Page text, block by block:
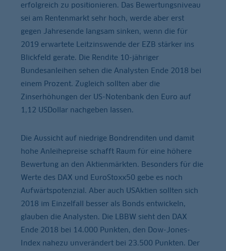
erfolgreich zu positionieren. Das Bewertungsniveau
sei am Rentenmarkt sehr hoch, werde aber erst
gegen Jahresende langsam sinken, wenn die für
2019 erwartete Leitzinswende der EZB stärker ins
Blickfeld gerate. Die Rendite 10-jähriger
Bundesanleihen sehen die Analysten Ende 2018 bei
einem Prozent. Zugleich sollten aber die
Zinserhöhungen der US-Notenbank den Euro auf
1,12 USDollar nachgeben lassen.
Die Aussicht auf niedrige Bondrenditen und damit
hohe Anleihepreise schafft Raum für eine höhere
Bewertung an den Aktienmärkten. Besonders für die
Werte des DAX und EuroStoxx50 gebe es noch
Aufwärtspotenzial. Aber auch USAktien sollten sich
2018 im Einzelfall besser als Bonds entwickeln,
glauben die Analysten. Die LBBW sieht den DAX
Ende 2018 bei 14.000 Punkten, den Dow-Jones-
Index nahezu unverändert bei 23.500 Punkten. Der